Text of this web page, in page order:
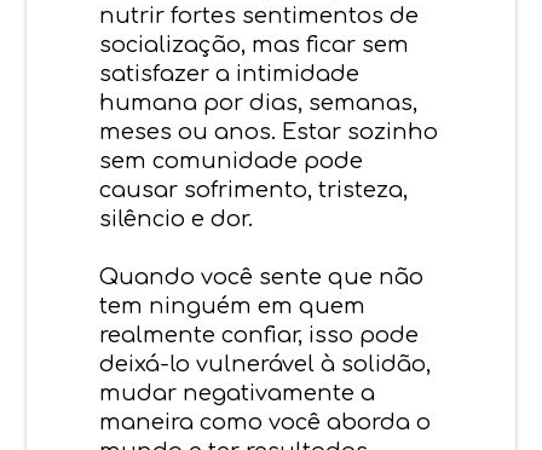
nutrir fortes sentimentos de
socialização, mas ficar sem
satisfazer a intimidade
humana por dias, semanas,
meses ou anos. Estar sozinho
sem comunidade pode
causar sofrimento, tristeza,
silêncio e dor.
Quando você sente que não
tem ninguém em quem
realmente confiar, isso pode
deixá-lo vulnerável à solidão,
mudar negativamente a
maneira como você aborda o